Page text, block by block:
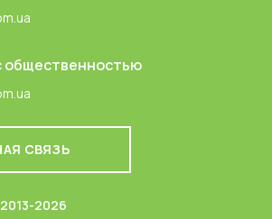
общественностью
СВЯЗЬ
2026